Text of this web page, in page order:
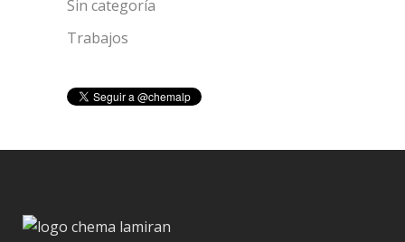
Sin categoría
Trabajos